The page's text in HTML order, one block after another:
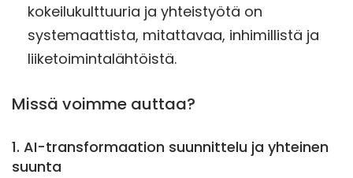
kokeilukulttuuria ja yhteistyötä on
systemaattista, mitattavaa, inhimillistä ja
liiketoimintalähtöistä.
Missä voimme auttaa?
1. AI-transformaation suunnittelu ja yhteinen
suunta